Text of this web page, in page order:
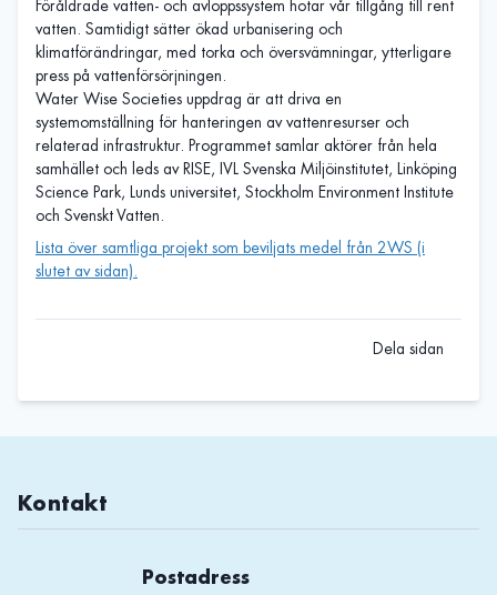
Föråldrade vatten- och avloppssystem hotar vår tillgång till rent
vatten. Samtidigt sätter ökad urbanisering och
klimatförändringar, med torka och översvämningar, ytterligare
press på vattenförsörjningen.
Water Wise Societies uppdrag är att driva en
systemomställning för hanteringen av vattenresurser och
relaterad infrastruktur. Programmet samlar aktörer från hela
samhället och leds av RISE, IVL Svenska Miljöinstitutet, Linköping
Science Park, Lunds universitet, Stockholm Environment Institute
och Svenskt Vatten.
Lista över samtliga projekt som beviljats medel från 2WS (i
slutet av sidan).
Dela sidan
Kontakt
Postadress